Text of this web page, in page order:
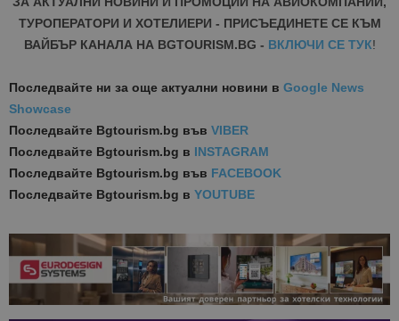
ТУРОПЕРАТОРИ И ХОТЕЛИЕРИ - ПРИСЪЕДИНЕТЕ СЕ КЪМ
ВАЙБЪР КАНАЛА НА BGTOURISM.BG - ВКЛЮЧИ СЕ ТУК!
Последвайте ни за още актуални новини в Google News
Showcase
Последвайте Bgtourism.bg във VIBER
Последвайте Bgtourism.bg в INSTAGRAM
Последвайте Bgtourism.bg във FACEBOOK
Последвайте Bgtourism.bg в YOUTUBE